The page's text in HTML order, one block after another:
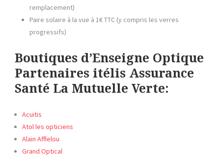
remplacement)
Paire solaire à la vue à 1€ TTC (y compris les verres
progressifs)
Boutiques d’Enseigne Optique
Partenaires itélis Assurance
Santé La Mutuelle Verte:
Acuitis
Atol les opticiens
Alain Afflelou
Grand Optical